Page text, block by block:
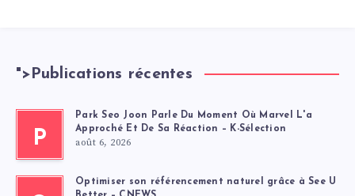
"> Publications récentes
P
Park Seo Joon Parle Du Moment Où Marvel L'a
Approché Et De Sa Réaction – K-Sélection
août 6, 2026
Optimiser son référencement naturel grâce à See U